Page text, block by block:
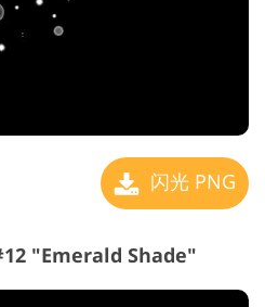
闪光 PNG
"Emerald Shade"